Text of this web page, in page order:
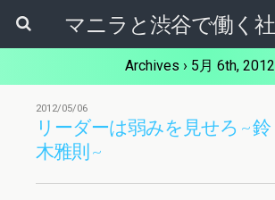
Archives › 5月 6th, 2012
2012/05/06
リーダーは弱みを見せろ ~ 鈴
木雅則 ~